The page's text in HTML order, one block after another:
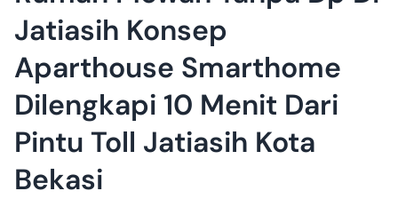
Jatiasih Konsep
Aparthouse Smarthome
Dilengkapi 10 Menit Dari
Pintu Toll Jatiasih Kota
Bekasi